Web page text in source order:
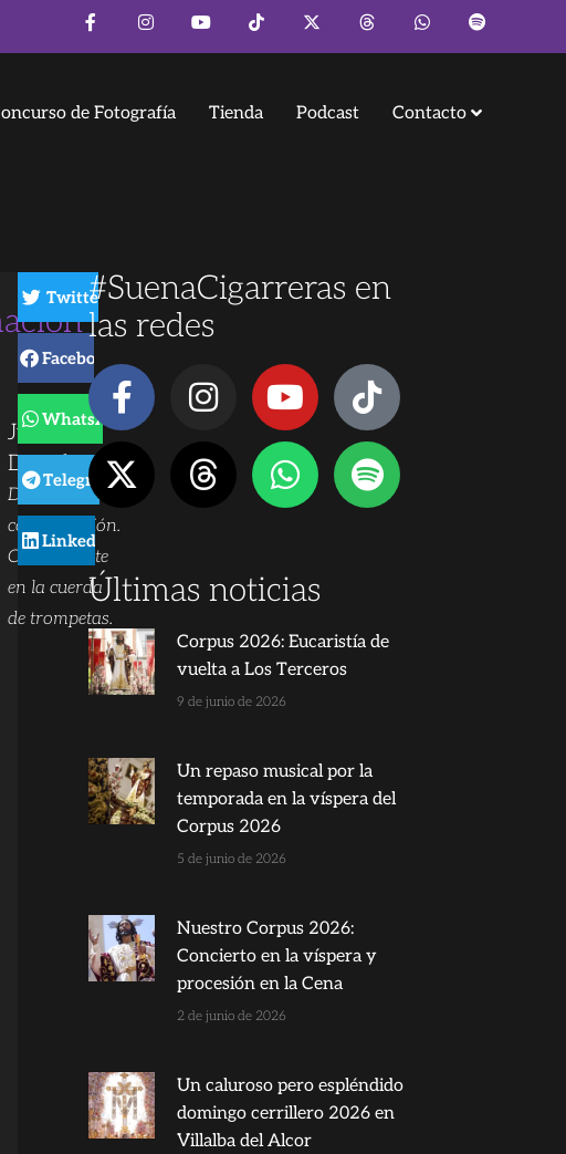
de Fotografía Tienda Podcast Contacto
Juanjo
Dorado
Director de
comunicación.
Componente
en la cuerda
de trompetas.
Twitter
Facebook
WhatsApp
Telegram
LinkedIn
#SuenaCigarreras en
las redes
Últimas noticias
Corpus 2026: Eucaristía de
vuelta a Los Terceros
9 de junio de 2026
Un repaso musical por la
temporada en la víspera del
Corpus 2026
5 de junio de 2026
Nuestro Corpus 2026:
Concierto en la víspera y
procesión en la Cena
2 de junio de 2026
Un caluroso pero espléndido
domingo cerrillero 2026 en
Villalba del Alcor